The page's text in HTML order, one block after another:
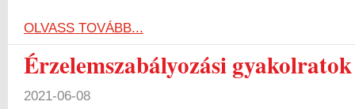
OLVASS TOVÁBB...
Érzelemszabályozási
2021-06-08